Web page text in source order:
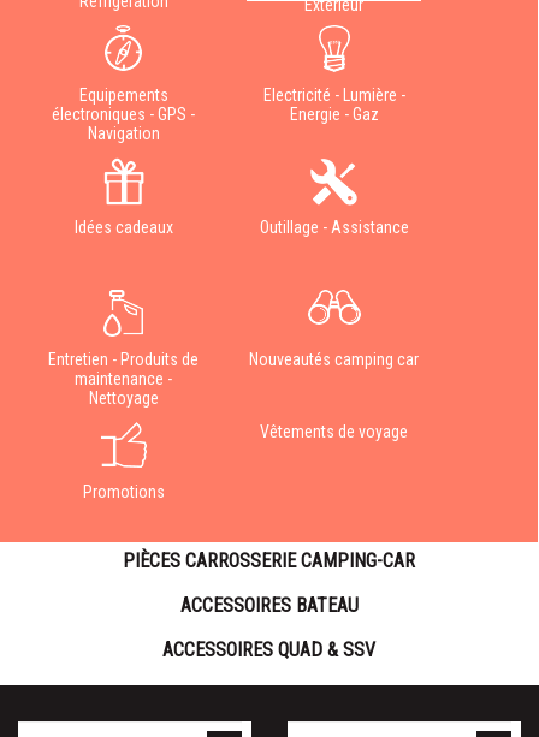
Extérieur
Equipements
électroniques - GPS -
Navigation
Electricité - Lumière -
Energie - Gaz
Idées cadeaux Outillage - Assistance
Entretien - Produits de
maintenance -
Nettoyage
Nouveautés camping car
Promotions
Vêtements de voyage
PIÈCES CARROSSERIE CAMPING-CAR
ACCESSOIRES BATEAU
ACCESSOIRES QUAD & SSV